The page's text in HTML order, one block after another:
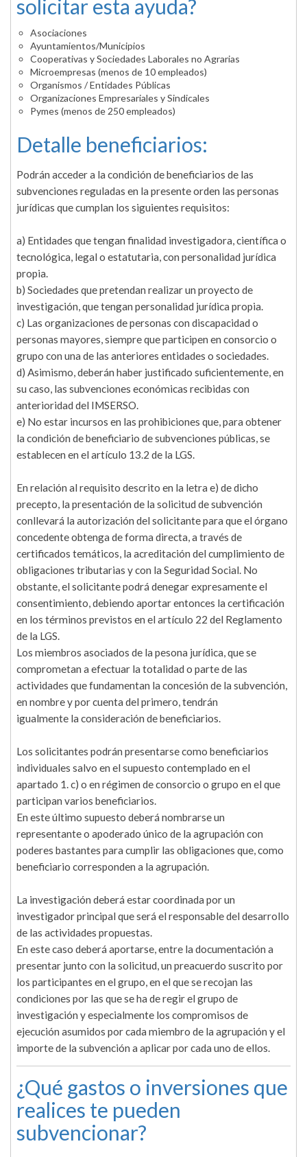
solicitar esta ayuda?
Asociaciones
Ayuntamientos/Municipios
Cooperativas y Sociedades Laborales no Agrarias
Microempresas (menos de 10 empleados)
Organismos / Entidades Públicas
Organizaciones Empresariales y Sindicales
Pymes (menos de 250 empleados)
Detalle beneficiarios:
Podrán acceder a la condición de beneficiarios de las
subvenciones reguladas en la presente orden las personas
jurídicas que cumplan los siguientes requisitos:
a) Entidades que tengan finalidad investigadora, científica o
tecnológica, legal o estatutaria, con personalidad jurídica
propia.
b) Sociedades que pretendan realizar un proyecto de
investigación, que tengan personalidad jurídica propia.
c) Las organizaciones de personas con discapacidad o
personas mayores, siempre que participen en consorcio o
grupo con una de las anteriores entidades o sociedades.
d) Asimismo, deberán haber justificado suficientemente, en
su caso, las subvenciones económicas recibidas con
anterioridad del IMSERSO.
e) No estar incursos en las prohibiciones que, para obtener
la condición de beneficiario de subvenciones públicas, se
establecen en el artículo 13.2 de la LGS.
En relación al requisito descrito en la letra e) de dicho
precepto, la presentación de la solicitud de subvención
conllevará la autorización del solicitante para que el órgano
concedente obtenga de forma directa, a través de
certificados temáticos, la acreditación del cumplimiento de
obligaciones tributarias y con la Seguridad Social. No
obstante, el solicitante podrá denegar expresamente el
consentimiento, debiendo aportar entonces la certificación
en los términos previstos en el artículo 22 del Reglamento
de la LGS.
Los miembros asociados de la pesona jurídica, que se
comprometan a efectuar la totalidad o parte de las
actividades que fundamentan la concesión de la subvención,
en nombre y por cuenta del primero, tendrán
igualmente la consideración de beneficiarios.
Los solicitantes podrán presentarse como beneficiarios
individuales salvo en el supuesto contemplado en el
apartado 1. c) o en régimen de consorcio o grupo en el que
participan varios beneficiarios.
En este último supuesto deberá nombrarse un
representante o apoderado único de la agrupación con
poderes bastantes para cumplir las obligaciones que, como
beneficiario corresponden a la agrupación.
La investigación deberá estar coordinada por un
investigador principal que será el responsable del desarrollo
de las actividades propuestas.
En este caso deberá aportarse, entre la documentación a
presentar junto con la solicitud, un preacuerdo suscrito por
los participantes en el grupo, en el que se recojan las
condiciones por las que se ha de regir el grupo de
investigación y especialmente los compromisos de
ejecución asumidos por cada miembro de la agrupación y el
importe de la subvención a aplicar por cada uno de ellos.
¿Qué gastos o inversiones que
realices te pueden
subvencionar?